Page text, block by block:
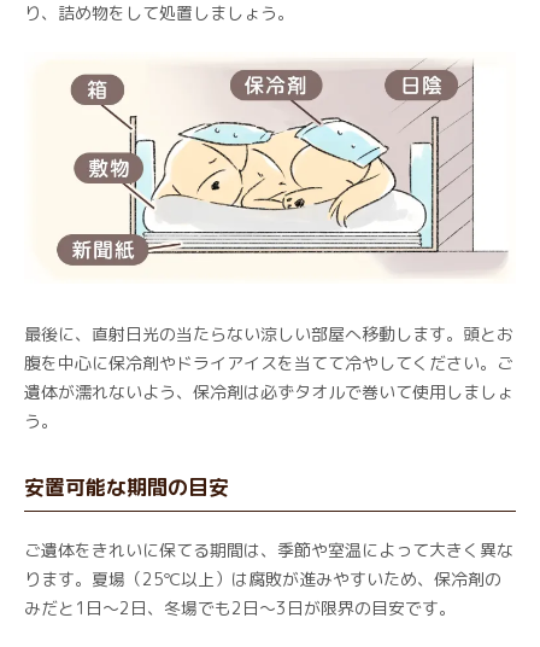
り、詰め物をして処置しましょう。
最後に、直射日光の当たらない涼しい部屋へ移動します。頭とお
腹を中心に保冷剤やドライアイスを当てて冷やしてください。ご
遺体が濡れないよう、保冷剤は必ずタオルで巻いて使用しましょ
う。
安置可能な期間の目安
ご遺体をきれいに保てる期間は、季節や室温によって大きく異な
ります。夏場（25℃以上）は腐敗が進みやすいため、保冷剤の
みだと1日〜2日、冬場でも2日〜3日が限界の目安です。